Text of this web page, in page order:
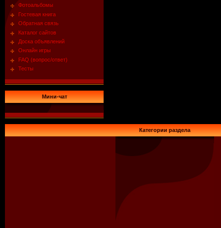
Фотоальбомы
Гостевая книга
Обратная связь
Каталог сайтов
Доска объявлений
Онлайн игры
FAQ (вопрос/ответ)
Тесты
Мини-чат
Категории раздела